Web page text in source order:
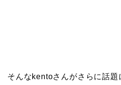
そんなkentoさんがさらに話